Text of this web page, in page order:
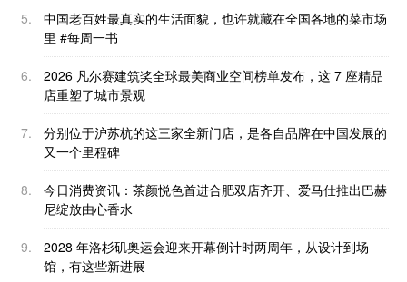
5.
中国老百姓最真实的生活面貌，也许就藏在全国各地的菜市场
里 #每周一书
6.
2026 凡尔赛建筑奖全球最美商业空间榜单发布，这 7 座精品
店重塑了城市景观
7.
分别位于沪苏杭的这三家全新门店，是各自品牌在中国发展的
又一个里程碑
8.
今日消费资讯：茶颜悦色首进合肥双店齐开、爱马仕推出巴赫
尼绽放由心香水
9.
2028 年洛杉矶奥运会迎来开幕倒计时两周年，从设计到场
馆，有这些新进展